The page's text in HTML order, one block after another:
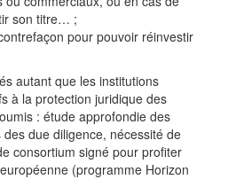
son titre… ;
pour pouvoir réinvestir
autant que les institutions
à la protection juridique des
: étude approfondie des
due diligence, nécessité de
consortium signé pour profiter
(programme Horizon